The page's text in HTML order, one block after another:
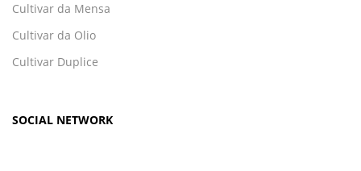
Cultivar da Mensa
Cultivar da Olio
Cultivar Duplice
SOCIAL NETWORK